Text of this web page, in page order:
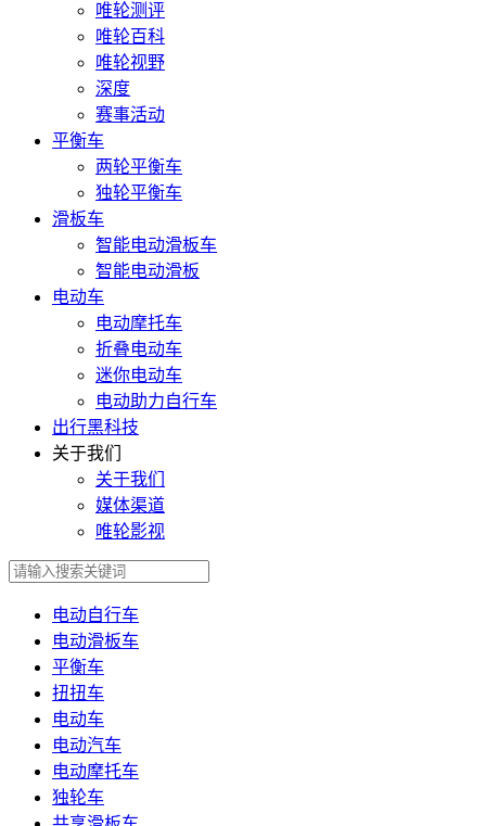
唯轮测评
唯轮百科
唯轮视野
深度
赛事活动
平衡车
两轮平衡车
独轮平衡车
滑板车
智能电动滑板车
智能电动滑板
电动车
电动摩托车
折叠电动车
迷你电动车
电动助力自行车
出行黑科技
关于我们
关于我们
媒体渠道
唯轮影视
电动自行车
电动滑板车
平衡车
扭扭车
电动车
电动汽车
电动摩托车
独轮车